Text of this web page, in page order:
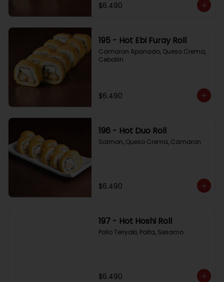
$6.490
195 - Hot Ebi Furay Roll
Camaron Apanado, Queso Crema,
Cebollin
$6.490
196 - Hot Duo Roll
Salmon, Queso Crema, Camaron
$6.490
197 - Hot Hoshi Roll
Pollo Teriyaki, Palta, Sesamo
$6.490